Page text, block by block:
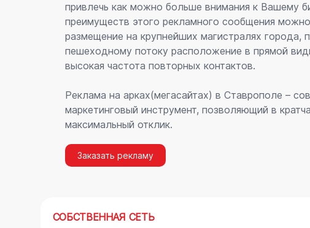
привлечь как можно больше внимания к Вашему
преимуществ этого рекламного сообщения
размещение на крупнейших магистралях города,
пешеходному потоку расположение в прямой
высокая частота повторных контактов.
Реклама на арках(мегасайтах) в Ставрополе –
маркетинговый инструмент, позволяющий в
максимальный отклик.
Заказать рекламу
СОБСТВЕННАЯ СЕТЬ